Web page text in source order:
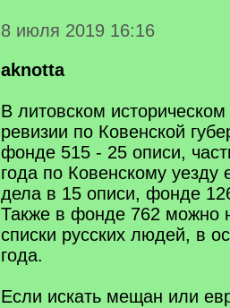
8 июля 2019 16:16
aknotta
В литовском
ревизии по Ковенской
фонде 515 - 25 описи,
года по Ковенскому уезду
дела в 15 описи, фонде
Также в фонде 762 можно
списки русских людей, в
года.
Если искать мещан или